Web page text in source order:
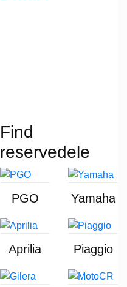
Find
reservedele
PGO Yamaha
Aprilia Piaggio